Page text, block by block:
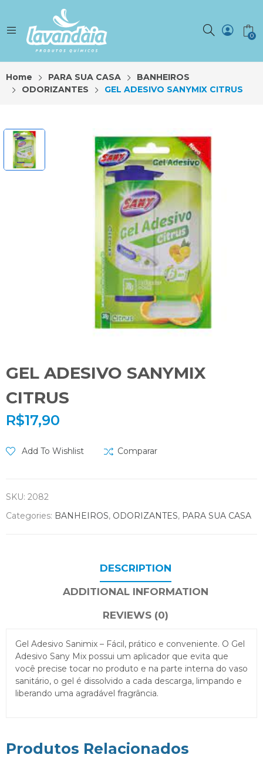
0
Home PARA SUA CASA
BANHEIROS
ODORIZANTES
GEL ADESIVO SANYMIX CITRUS
GEL ADESIVO SANYMIX
CITRUS
R$17,90
Add To Wishlist Comparar
SKU: 2082
Categories: BANHEIROS, ODORIZANTES, PARA SUA CASA
DESCRIPTION
ADDITIONAL INFORMATION
REVIEWS (0)
Gel Adesivo Sanimix – Fácil, prático e conveniente. O Gel
Adesivo Sany Mix possui um aplicador que evita que
você precise tocar no produto e na parte interna do vaso
sanitário, o gel é dissolvido a cada descarga, limpando e
liberando uma agradável fragrância.
Produtos Relacionados